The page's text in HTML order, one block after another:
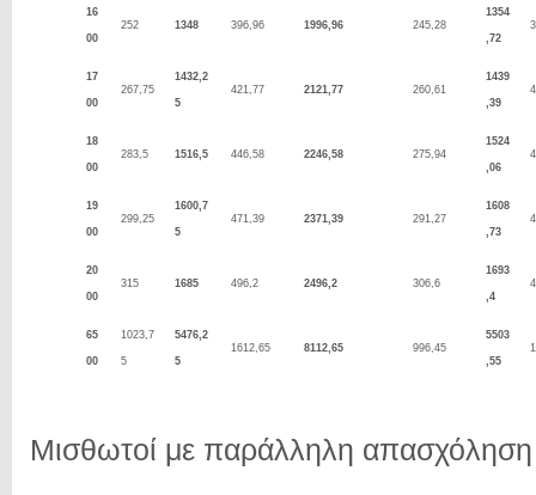
16
00
252 1348 396,96 1996,96 245,28
1354
,72
17
00
267,75
1432,2
5
421,77 2121,77 260,61
1439
,39
18
00
283,5 1516,5 446,58 2246,58 275,94
1524
,06
19
00
299,25
1600,7
5
471,39 2371,39 291,27
1608
,73
20
00
315 1685 496,2 2496,2 306,6
1693
,4
65
00
1023,7
5
5476,2
5
1612,65 8112,65 996,45
5503
,55
Μισθωτοί με παράλληλη απασχόληση